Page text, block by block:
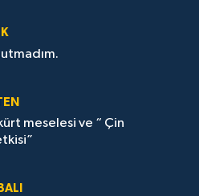
meselesi ve “ Çin